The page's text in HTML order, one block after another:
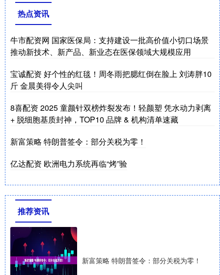
热点资讯
牛市配资网 国家医保局：支持建设一批高价值小切口场景
推动新技术、新产品、新业态在医保领域大规模应用
宝诚配资 好个性的红毯！周冬雨把腮红倒在脸上 刘涛胖10
斤 金晨美得令人尖叫
8喜配资 2025 童颜针双榜炸裂发布！轻颜塑 凭水动力剥离
+ 脱细胞基质封神，TOP10 品牌 & 机构清单速藏
新富策略 特朗普签令：部分关税为零！
亿达配资 欧洲电力系统再临“烤”验
推荐资讯
新富策略 特朗普签令：部分关税为零！